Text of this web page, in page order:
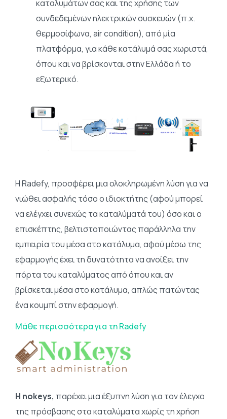
καταλυμάτων σας και της χρήσης των
συνδεδεμένων ηλεκτρικών συσκευών (π.χ.
θερμοσίφωνα, air condition), από μία
πλατφόρμα, για κάθε κατάλυμά σας χωριστά,
όπου και να βρίσκονται στην Ελλάδα ή το
εξωτερικό.
Η Radefy, προσφέρει μια ολοκληρωμένη λύση για να
νιώθει ασφαλής τόσο ο ιδιοκτήτης (αφού μπορεί
να ελέγχει συνεχώς τα καταλύματά του) όσο και ο
επισκέπτης, βελτιστοποιώντας παράλληλα την
εμπειρία του μέσα στο κατάλυμα, αφού μέσω της
εφαρμογής έχει τη δυνατότητα να ανοίξει την
πόρτα του καταλύματος από όπου και αν
βρίσκεται μέσα στο κατάλυμα, απλώς πατώντας
ένα κουμπί στην εφαρμογή.
Μάθε περισσότερα για τη Radefy
H nokeys, παρέχει μια έξυπνη λύση για τον έλεγχο
της πρόσβασης στα καταλύματα χωρίς τη χρήση